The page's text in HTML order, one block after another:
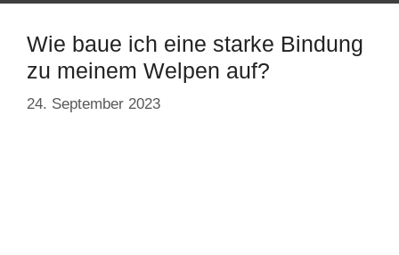
Wie baue ich eine starke Bindung
zu meinem Welpen auf?
24. September 2023